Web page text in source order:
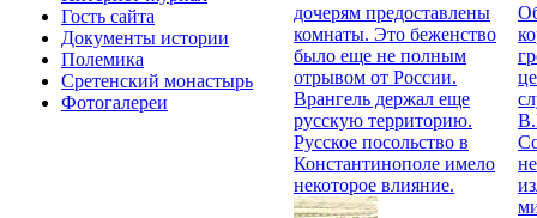
Гость сайта
Документы истории
Полемика
Сретенский монастырь
Фотогалереи
дочерям предоставлены
комнаты. Это беженство
было еще не полным
отрывом от России.
Врангель держал еще
русскую территорию.
Русское посольство в
Константинополе имело
некоторое влияние.